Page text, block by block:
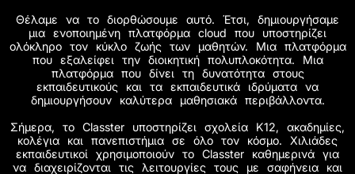
Θέλαμε να το διορθώσουμε αυτό. Έτσι, δημιουργήσαμε
μια ενοποιημένη πλατφόρμα cloud που υποστηρίζει
ολόκληρο τον κύκλο ζωής των μαθητών. Μια πλατφόρμα
που εξαλείφει την διοικητική πολυπλοκότητα. Μια
πλατφόρμα που δίνει τη δυνατότητα στους
εκπαιδευτικούς και τα εκπαιδευτικά ιδρύματα να
δημιουργήσουν καλύτερα μαθησιακά περιβάλλοντα.
Σήμερα, το Classter υποστηρίζει σχολεία K12, ακαδημίες,
κολέγια και πανεπιστήμια σε όλο τον κόσμο. Χιλιάδες
εκπαιδευτικοί χρησιμοποιούν το Classter καθημερινά για
να διαχειρίζονται τις λειτουργίες τους με σαφήνεια και